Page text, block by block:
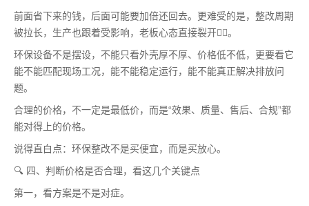
前面省下来的钱，后面可能要加倍还回去。更难受的是，整改周期
被拉长，生产也跟着受影响，老板心态直接裂开😵‍💫。
环保设备不是摆设，不能只看外壳厚不厚、价格低不低，更要看它
能不能匹配现场工况，能不能稳定运行，能不能真正解决排放问
题。
合理的价格，不一定是最低价，而是“效果、质量、售后、合规”都
能对得上的价格。
说得直白点：环保整改不是买便宜，而是买放心。
🔍 四、判断价格是否合理，看这几个关键点
第一，看方案是不是对症。